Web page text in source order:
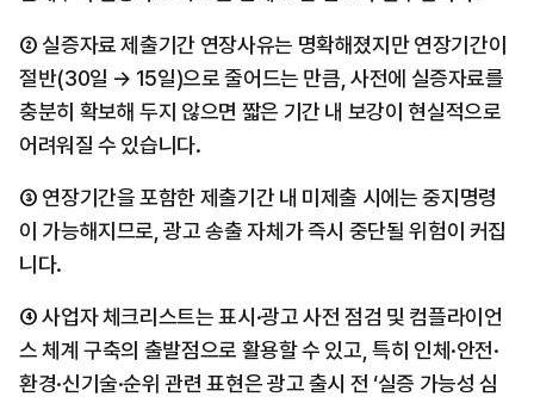
② 실증자료 제출기간 연장사유는 명확해졌지만 연장기간이
절반(30일 → 15일)으로 줄어드는 만큼, 사전에 실증자료를
충분히 확보해 두지 않으면 짧은 기간 내 보강이 현실적으로
어려워질 수 있습니다.
③ 연장기간을 포함한 제출기간 내 미제출 시에는 중지명령
이 가능해지므로, 광고 송출 자체가 즉시 중단될 위험이 커집
니다.
④ 사업자 체크리스트는 표시·광고 사전 점검 및 컴플라이언
스 체계 구축의 출발점으로 활용할 수 있고, 특히 인체·안전·
환경·신기술·순위 관련 표현은 광고 출시 전 ‘실증 가능성 심